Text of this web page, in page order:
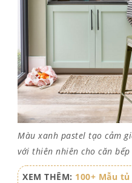
Màu xanh pastel tạo cảm
với thiên nhiên cho căn bếp
XEM THÊM: 100+ Mẫu